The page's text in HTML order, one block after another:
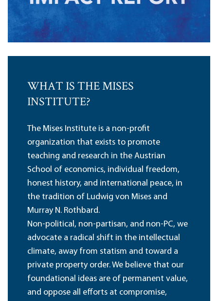
WHAT IS THE MISES
INSTITUTE?
The Mises Institute is a non-profit
organization that exists to promote
teaching and research in the Austrian
School of economics, individual freedom,
honest history, and international peace, in
the tradition of Ludwig von Mises and
Murray N. Rothbard.
Non-political, non-partisan, and non-PC, we
advocate a radical shift in the intellectual
climate, away from statism and toward a
private property order. We believe that our
foundational ideas are of permanent value,
and oppose all efforts at compromise,